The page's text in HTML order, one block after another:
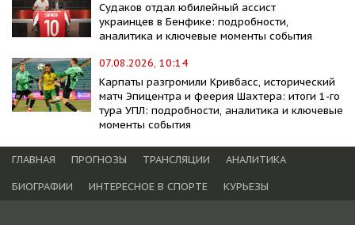
Судаков отдал юбилейный ассист
украинцев в Бенфике: подробности,
аналитика и ключевые моменты события
07.08.2026, 10:14
Карпаты разгромили Кривбасс, исторический
матч Эпицентра и феерия Шахтера: итоги 1-го
тура УПЛ: подробности, аналитика и ключевые
моменты события
ГЛАВНАЯ ПРОГНОЗЫ ТРАНСЛЯЦИИ
АНАЛИТИКА
БИОГРАФИИ
ИНТЕРЕСНОЕ В СПОРТЕ КУРЬЕЗЫ